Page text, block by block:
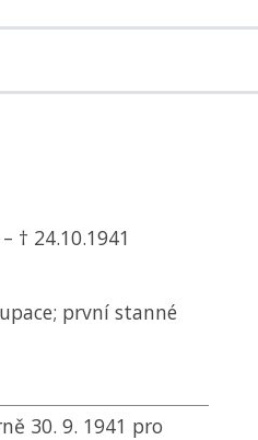
† 24.10.1941
první stanné
30. 9. 1941 pro